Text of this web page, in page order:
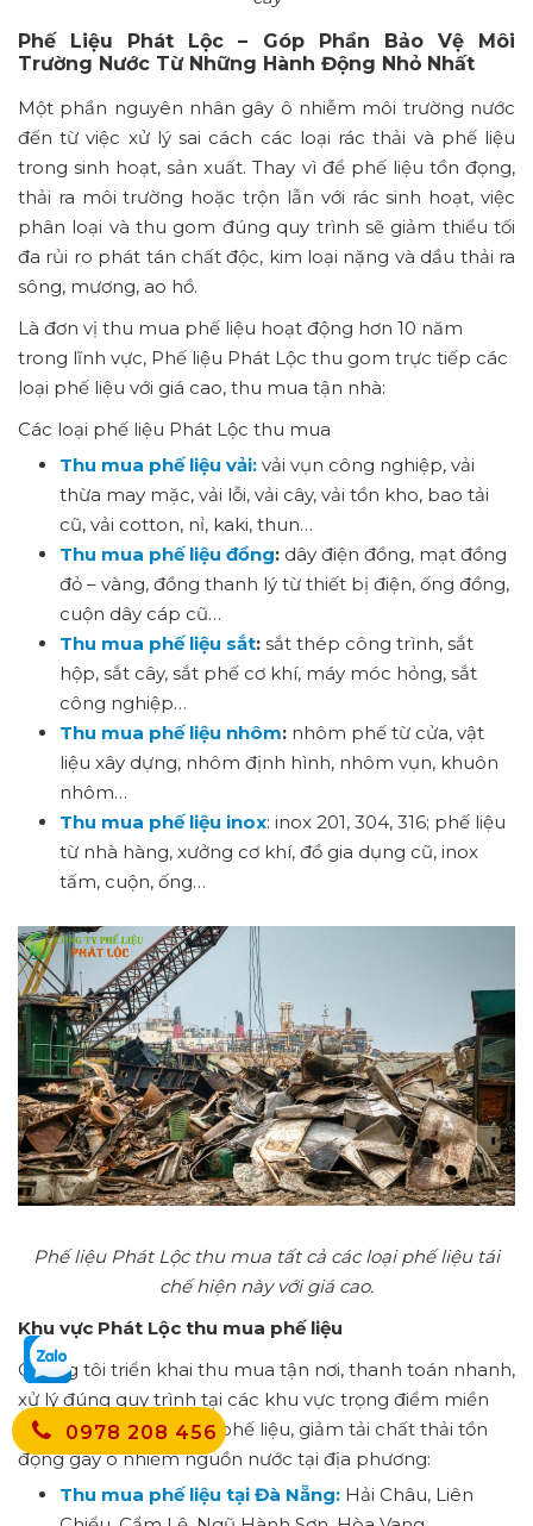
Phế Liệu Phát Lộc – Góp Phần Bảo Vệ Môi
Trường Nước Từ Những Hành Động Nhỏ Nhất
Một phần nguyên nhân gây ô nhiễm môi trường nước
đến từ việc xử lý sai cách các loại rác thải và phế liệu
trong sinh hoạt, sản xuất. Thay vì để phế liệu tồn đọng,
thải ra môi trường hoặc trộn lẫn với rác sinh hoạt, việc
phân loại và thu gom đúng quy trình sẽ giảm thiểu tối
đa rủi ro phát tán chất độc, kim loại nặng và dầu thải ra
sông, mương, ao hồ.
Là đơn vị thu mua phế liệu hoạt động hơn 10 năm
trong lĩnh vực, Phế liệu Phát Lộc thu gom trực tiếp các
loại phế liệu với giá cao, thu mua tận nhà:
Các loại phế liệu Phát Lộc thu mua
Thu mua phế liệu vải: vải vụn công nghiệp, vải
thừa may mặc, vải lỗi, vải cây, vải tồn kho, bao tải
cũ, vải cotton, nỉ, kaki, thun…
Thu mua phế liệu đồng: dây điện đồng, mạt đồng
đỏ – vàng, đồng thanh lý từ thiết bị điện, ống đồng,
cuộn dây cáp cũ…
Thu mua phế liệu sắt: sắt thép công trình, sắt
hộp, sắt cây, sắt phế cơ khí, máy móc hỏng, sắt
công nghiệp…
Thu mua phế liệu nhôm: nhôm phế từ cửa, vật
liệu xây dựng, nhôm định hình, nhôm vụn, khuôn
nhôm…
Thu mua phế liệu inox: inox 201, 304, 316; phế liệu
từ nhà hàng, xưởng cơ khí, đồ gia dụng cũ, inox
tấm, cuộn, ống…
Phế liệu Phát Lộc thu mua tất cả các loại phế liệu tái
chế hiện này với giá cao.
Khu vực Phát Lộc thu mua phế liệu
Chúng tôi triển khai thu mua tận nơi, thanh toán nhanh,
xử lý đúng quy trình tại các khu vực trọng điểm miền
Trung, góp phần xử lý phế liệu, giảm tải chất thải tồn
đọng gây ô nhiễm nguồn nước tại địa phương:
Thu mua phế liệu tại Đà Nẵng: Hải Châu, Liên
0978 208 456